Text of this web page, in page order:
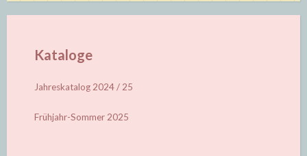
Kataloge
Jahreskatalog 2024 / 25
Frühjahr-Sommer 2025